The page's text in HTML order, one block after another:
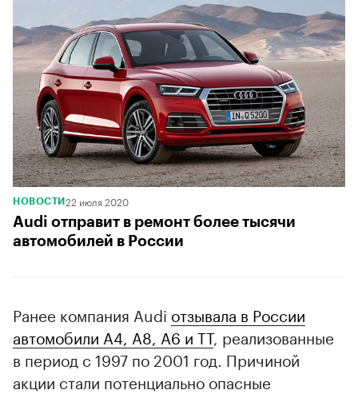
НОВОСТИ 22 июля 2020
Audi отправит в ремонт более тысячи
автомобилей в России
Ранее компания Audi отзывала в России
автомобили A4, A8, A6 и TT, реализованные
в период с 1997 по 2001 год. Причиной
акции стали потенциально опасные